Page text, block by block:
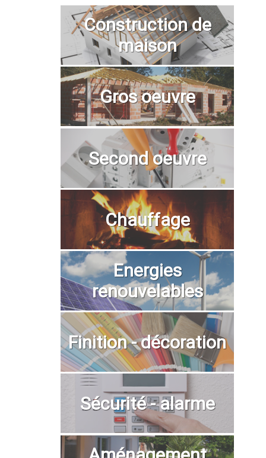
Construction de
maison
Gros oeuvre
Second oeuvre
Chauffage
Energies
renouvelables
Finition - décoration
Sécurité - alarme